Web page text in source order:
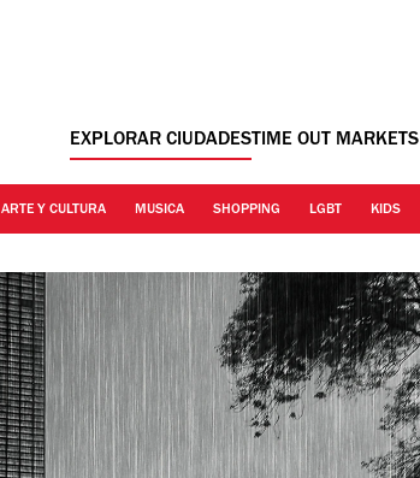
EXPLORAR CIUDADESTIME OUT MARKETS
ARTE Y CULTURA MUSICA SHOPPING LGBT KIDS